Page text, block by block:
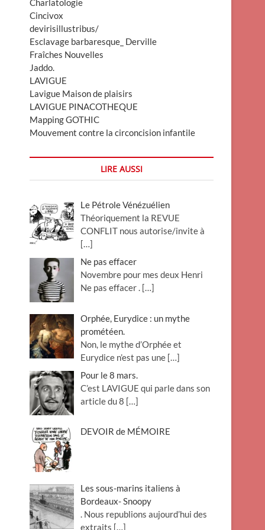
Charlatologie
Cincivox
devirisillustribus/
Esclavage barbaresque_ Derville
Fraîches Nouvelles
Jaddo.
LAVIGUE
Lavigue Maison de plaisirs
LAVIGUE PINACOTHEQUE
Mapping GOTHIC
Mouvement contre la circoncision infantile
LIRE AUSSI
Le Pétrole Vénézuélien
Théoriquement la REVUE
CONFLIT nous autorise/invite à
[…]
Ne pas effacer
Novembre pour mes deux Henri
Ne pas effacer . […]
Orphée, Eurydice : un mythe
prométéen.
Non, le mythe d’Orphée et
Eurydice n’est pas une […]
Pour le 8 mars.
C’est LAVIGUE qui parle dans son
article du 8 […]
DEVOIR de MÉMOIRE
Les sous-marins italiens à
Bordeaux- Snoopy
. Nous republions aujourd’hui des
extraits […]